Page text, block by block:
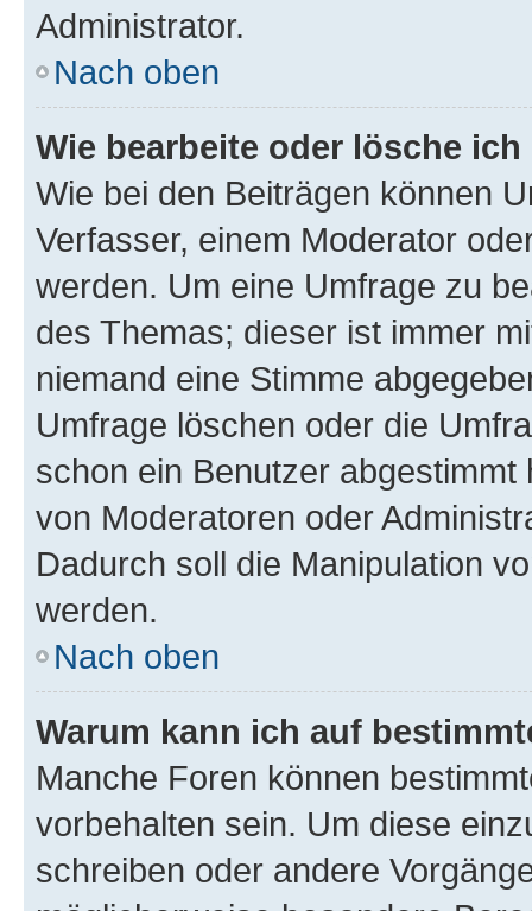
Administrator.
Nach oben
Wie bearbeite oder lösche
Wie bei den Beiträgen können
Verfasser, einem Moderator
werden. Um eine Umfrage zu
des Themas; dieser ist immer
niemand eine Stimme
Umfrage löschen oder die
schon ein Benutzer
von Moderatoren oder
Dadurch soll die Manipulation
werden.
Nach oben
Warum kann ich auf
Manche Foren können
vorbehalten sein. Um diese
schreiben oder andere